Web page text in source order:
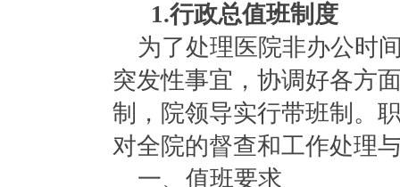
1.行政总值班制度
为了处理医院非办公时
突发性事宜，协调好各方
制，院领导实行带班制。
对全院的督查和工作处理
一、值班要求